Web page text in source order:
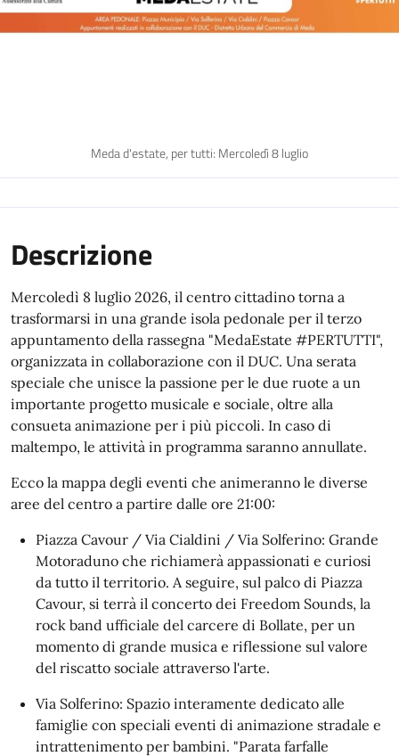
Meda d'estate, per tutti: Mercoledì 8 luglio
Descrizione
Mercoledì 8 luglio 2026, il centro cittadino torna a
trasformarsi in una grande isola pedonale per il terzo
appuntamento della rassegna "MedaEstate #PERTUTTI",
organizzata in collaborazione con il DUC. Una serata
speciale che unisce la passione per le due ruote a un
importante progetto musicale e sociale, oltre alla
consueta animazione per i più piccoli. In caso di
maltempo, le attività in programma saranno annullate.
Ecco la mappa degli eventi che animeranno le diverse
aree del centro a partire dalle ore 21:00:
Piazza Cavour / Via Cialdini / Via Solferino: Grande
Motoraduno che richiamerà appassionati e curiosi
da tutto il territorio. A seguire, sul palco di Piazza
Cavour, si terrà il concerto dei Freedom Sounds, la
rock band ufficiale del carcere di Bollate, per un
momento di grande musica e riflessione sul valore
del riscatto sociale attraverso l'arte.
Via Solferino: Spazio interamente dedicato alle
famiglie con speciali eventi di animazione stradale e
intrattenimento per bambini. "Parata farfalle